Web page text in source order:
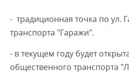
- традиционная точка по ул.
транспорта "Гаражи".
- в текущем году будет
общественного транспорта